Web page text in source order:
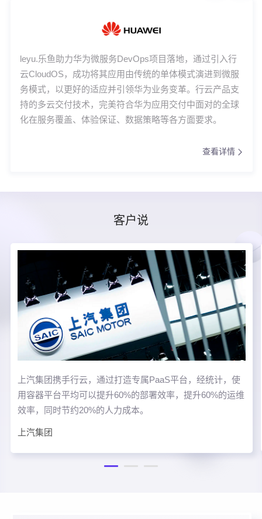
leyu.乐鱼助力华为微服务DevOps项目落地，通过引入行
云CloudOS，成功将其应用由传统的单体模式演进到微服
务模式，以更好的适应并引领华为业务变革。行云产品支
持的多云交付技术，完美符合华为应用交付中面对的全球
化在服务覆盖、体验保证、数据策略等各方面要求。
查看详情
客户说
上汽集团携手行云，通过打造专属PaaS平台，经统计，使
用容器平台平均可以提升60%的部署效率，提升60%的运维
效率，同时节约20%的人力成本。
上汽集团